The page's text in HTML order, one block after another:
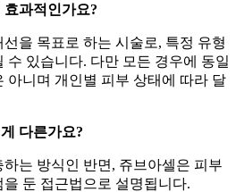
과적인가요?
을 목표로 하는 시술로, 특정 유형
수 있습니다. 다만 모든 경우에 동일
아니며 개인별 피부 상태에 따라 달
다른가요?
는 방식인 반면, 쥬브아셀은 피부
둔 접근법으로 설명됩니다.